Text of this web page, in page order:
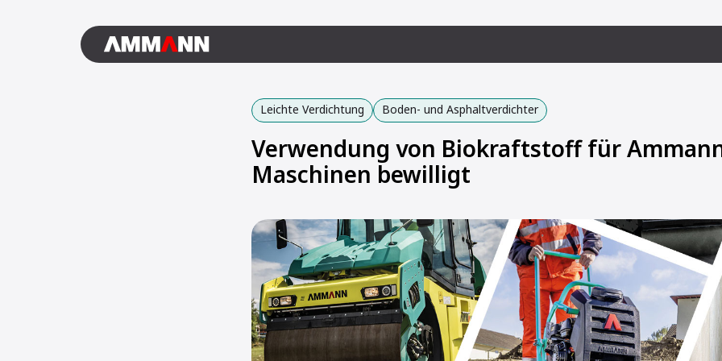
Leichte Verdichtung Boden- und Asphaltverdichter
Verwendung von Biokraftstoff für
Maschinen bewilligt